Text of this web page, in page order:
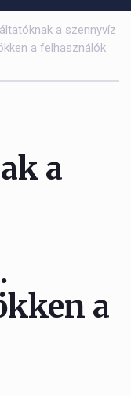
a szennyvíz
a felhasználók
a
a